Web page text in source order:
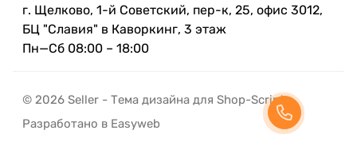
г. Щелково, 1-й Советский, пер-к, 25, офис 3012,
БЦ "Славия" в Каворкинг, 3 этаж
Пн—Сб 08:00 – 18:00
© 2026 Seller - Тема дизайна для Shop-Script
Разработано в Easyweb